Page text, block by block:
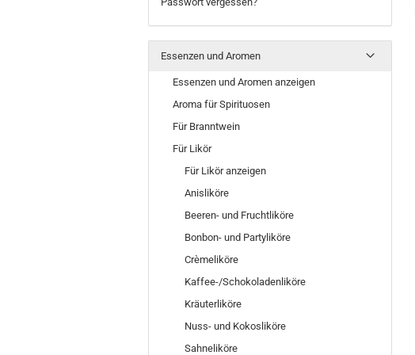
Essenzen und Aromen
Essenzen und Aromen anzeigen
Aroma für Spirituosen
Für Branntwein
Für Likör
Für Likör anzeigen
Anisliköre
Beeren- und Fruchtliköre
Bonbon- und Partyliköre
Crèmeliköre
Kaffee-/Schokoladenliköre
Kräuterliköre
Nuss- und Kokosliköre
Sahneliköre